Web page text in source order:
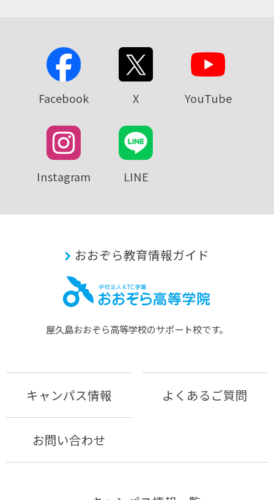
Facebook X YouTube
Instagram LINE
おおぞら教育情報ガイド
屋久島おおぞら⾼等学校のサポート校です。
キャンパス情報 よくあるご質問
お問い合わせ